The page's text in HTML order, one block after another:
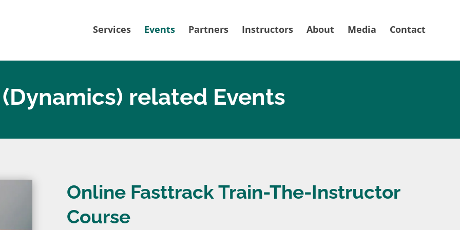
Services Events Partners Instructors About Media Contact
related Events
Online Fasttrack Train-The-Instructor
Course